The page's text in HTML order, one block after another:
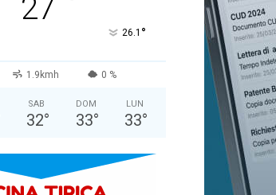
27
26.1 °
1.9kmh 0 %
SAB
32°
DOM
33°
LUN
33°